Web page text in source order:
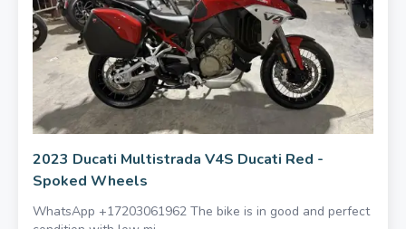
900 единоразово
2023 Ducati Multistrada V4S Ducati Red -
Spoked Wheels
WhatsApp +17203061962 The bike is in good and perfect